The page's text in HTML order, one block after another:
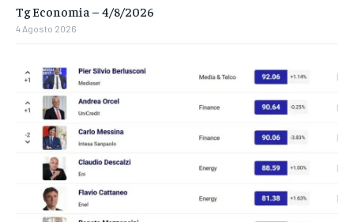
Tg Economia – 4/8/2026
4 Agosto 2026